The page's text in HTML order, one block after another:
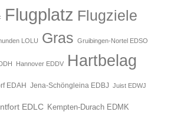
Flugplatz Flugziele
LOLU Gras Gruibingen-Nortel EDSO
Hannover EDDV Hartbelag
EDAH Jena-Schöngleina EDBJ Juist EDWJ
EDLC Kempten-Durach EDMK